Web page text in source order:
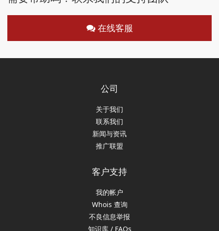
在线客服
公司
关于我们
联系我们
新闻与资讯
推广联盟
客户支持
我的帐户
Whois 查询
不良信息举报
知识库 / FAQs